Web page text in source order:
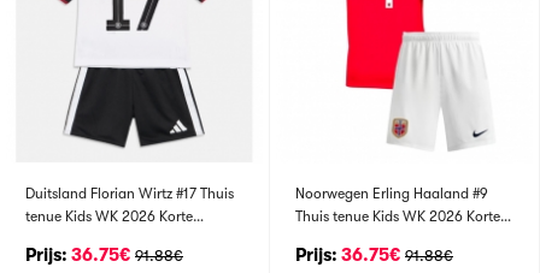
Duitsland Florian Wirtz #17 Thuis
tenue Kids WK 2026 Korte
Prijs: 36.75€ 91.88€
Noorwegen Erling Haaland #9
Thuis tenue Kids WK 2026 Korte
Prijs: 36.75€ 91.88€